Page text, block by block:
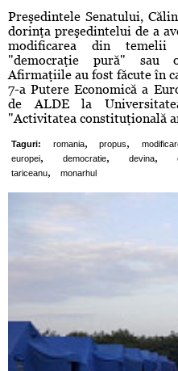
Preşedintele Senatului,
dorinţa preşedintelui de a
modificarea din
"democraţie pură" sau
Afirmaţiile au fost făcute în
7-a Putere Economică a
de ALDE la
"Activitatea constituţională
Taguri: romania, propus,
europei, democratie, devina,
tariceanu, monarhul